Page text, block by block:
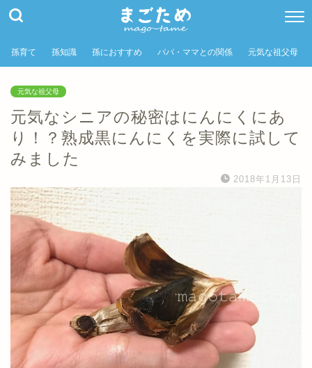
孫育て 孫知識 孫におすすめ パパ・ママとの関係 元気な祖父母
元気な祖父母
元気なシニアの秘密はにんにくにあ
り！？熟成黒にんにくを実際に試して
みました
2018年1月13日